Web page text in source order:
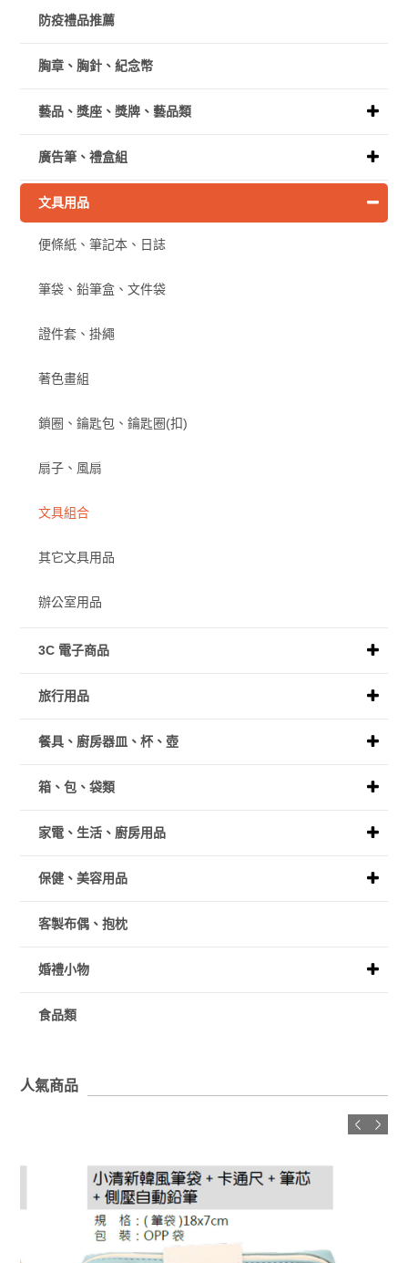
防疫禮品推薦
胸章、胸針、紀念幣
藝品、獎座、獎牌、藝品類
廣告筆、禮盒組
文具用品
便條紙、筆記本、日誌
筆袋、鉛筆盒、文件袋
證件套、掛繩
著色畫組
鎖圈、鑰匙包、鑰匙圈(扣)
扇子、風扇
文具組合
其它文具用品
辦公室用品
3C 電子商品
旅行用品
餐具、廚房器皿、杯、壺
箱、包、袋類
家電、生活、廚房用品
保健、美容用品
客製布偶、抱枕
婚禮小物
食品類
人氣商品